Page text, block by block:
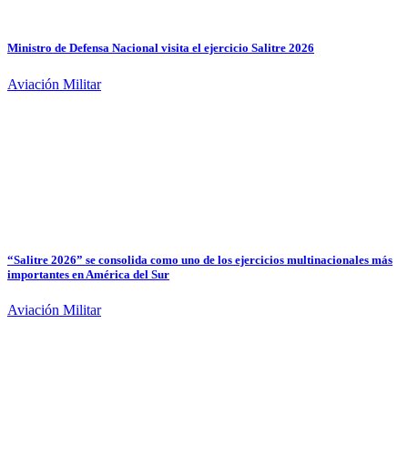
Ministro de Defensa Nacional visita el ejercicio Salitre 2026
Aviación Militar
“Salitre 2026” se consolida como uno de los ejercicios multinacionales más
importantes en América del Sur
Aviación Militar